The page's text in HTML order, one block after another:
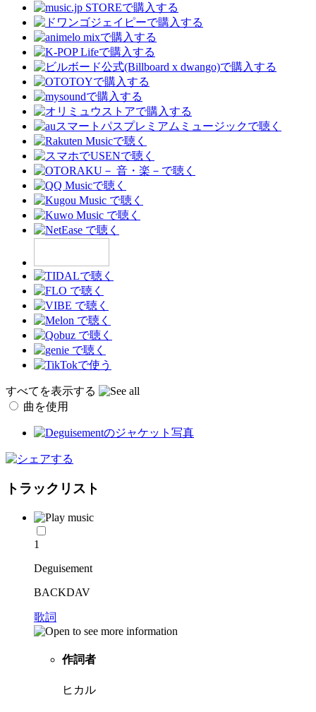
すべてを表示する
曲を使用
トラックリスト
1
Deguisement
BACKDAV
歌詞
作詞者
ヒカル